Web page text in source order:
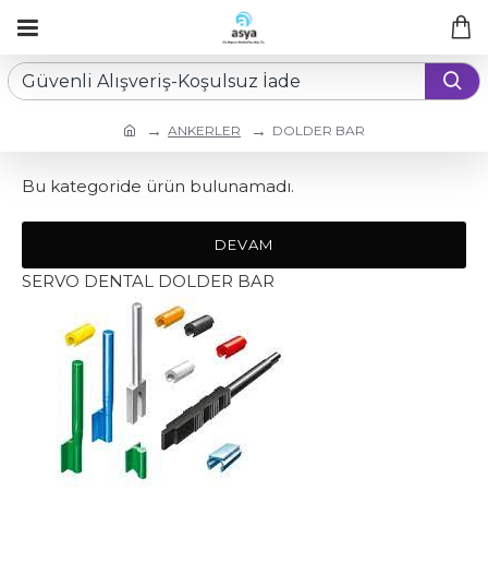
ANKERLER DOLDER BAR
SERVO DENTAL DOLDER BAR
Bu kategoride ürün bulunamadı.
DEVAM